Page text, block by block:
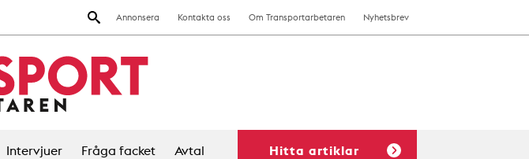
Annonsera Kontakta oss Om Transportarbetaren Nyhetsbrev
Intervjuer Fråga facket Avtal Hitta artiklar